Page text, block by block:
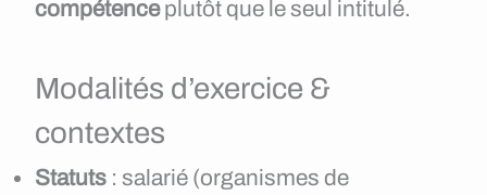
compétenceplutôt que le seul intitulé.
Modalités d’exercice &
contextes
Statuts : salarié (organismes de